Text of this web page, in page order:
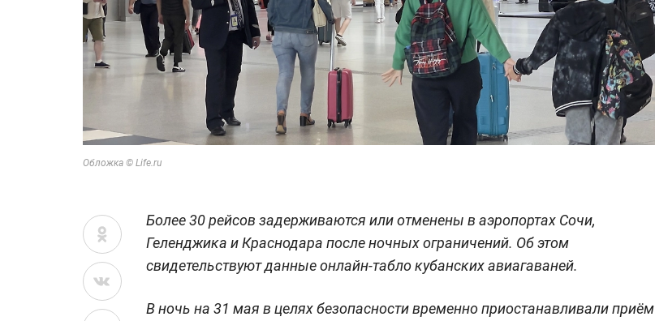
Обложка © Life.ru
Более 30 рейсов задерживаются или отменены в аэропортах Сочи,
Геленджика и Краснодара после ночных ограничений. Об этом
свидетельствуют данные онлайн-табло кубанских авиагаваней.
В ночь на 31 мая в целях безопасности временно приостанавливали приём